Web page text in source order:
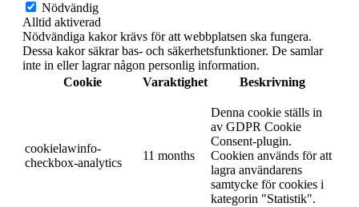
Nödvändig
Alltid aktiverad
Nödvändiga kakor krävs för att webbplatsen ska fungera.
Dessa kakor säkrar bas- och säkerhetsfunktioner. De samlar
inte in eller lagrar någon personlig information.
Cookie
Varaktighet Beskrivning
cookielawinfo-
checkbox-analytics
11 months
Denna cookie ställs in
av GDPR Cookie
Consent-plugin.
Cookien används för att
lagra användarens
samtycke för cookies i
kategorin "Statistik".